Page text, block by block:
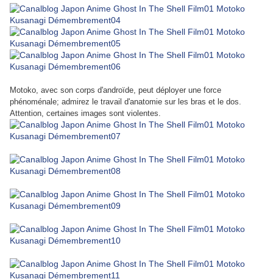
Motoko, avec son corps d'androïde, peut déployer une force
phénoménale; admirez le travail d'anatomie sur les bras et le dos.
Attention, certaines images sont violentes.